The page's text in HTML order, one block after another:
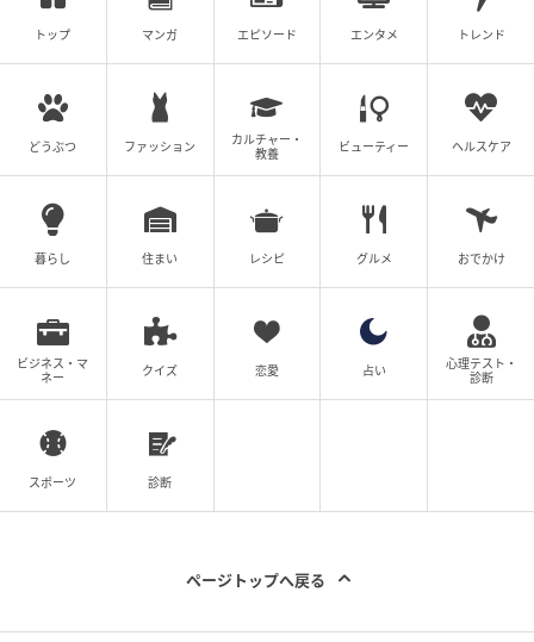
ウーマンエキサイト
トップ マンガ エピソード エンタメ トレンド
どうぶつ ファッション
カルチャー・
教養
ビューティー ヘルスケア
暮らし 住まい レシピ グルメ おでかけ
ビジネス・マ
ネー
クイズ 恋愛 占い
心理テスト・
診断
スポーツ 診断
ページトップへ戻る